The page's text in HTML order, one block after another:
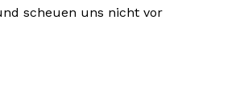
scheuen uns nicht vor